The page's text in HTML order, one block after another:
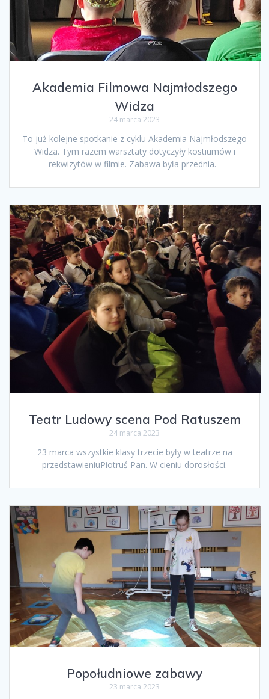
Akademia Filmowa Najmłodszego
Widza
24 marca 2023
To już kolejne spotkanie z cyklu Akademia Najmłodszego
Widza. Tym razem warsztaty dotyczyły kostiumów i
rekwizytów w filmie. Zabawa była przednia.
Teatr Ludowy scena Pod Ratuszem
24 marca 2023
23 marca wszystkie klasy trzecie były w teatrze na
przedstawieniuPiotruś Pan. W cieniu dorosłości.
Popołudniowe zabawy
23 marca 2023